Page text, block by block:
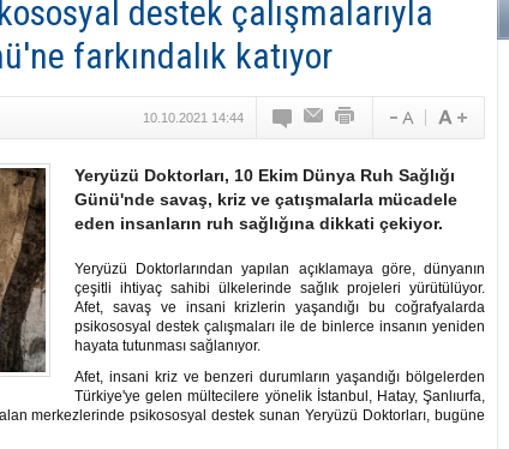
destek çalışmalarıyla
farkındalık katıyor
10.10.2021 14:44
Yeryüzü Doktorları, 10 Ekim Dünya Ruh Sağlığı
Günü'nde savaş, kriz ve çatışmalarla mücadele
eden insanların ruh sağlığına dikkati çekiyor.
Yeryüzü Doktorlarından yapılan açıklamaya göre, dünyanın
çeşitli ihtiyaç sahibi ülkelerinde sağlık projeleri yürütülüyor.
Afet, savaş ve insani krizlerin yaşandığı bu coğrafyalarda
psikososyal destek çalışmaları ile de binlerce insanın yeniden
hayata tutunması sağlanıyor.
Afet, insani kriz ve benzeri durumların yaşandığı bölgelerden
Türkiye'ye gelen mültecilere yönelik İstanbul, Hatay, Şanlıurfa,
merkezlerinde psikososyal destek sunan Yeryüzü Doktorları, bugüne